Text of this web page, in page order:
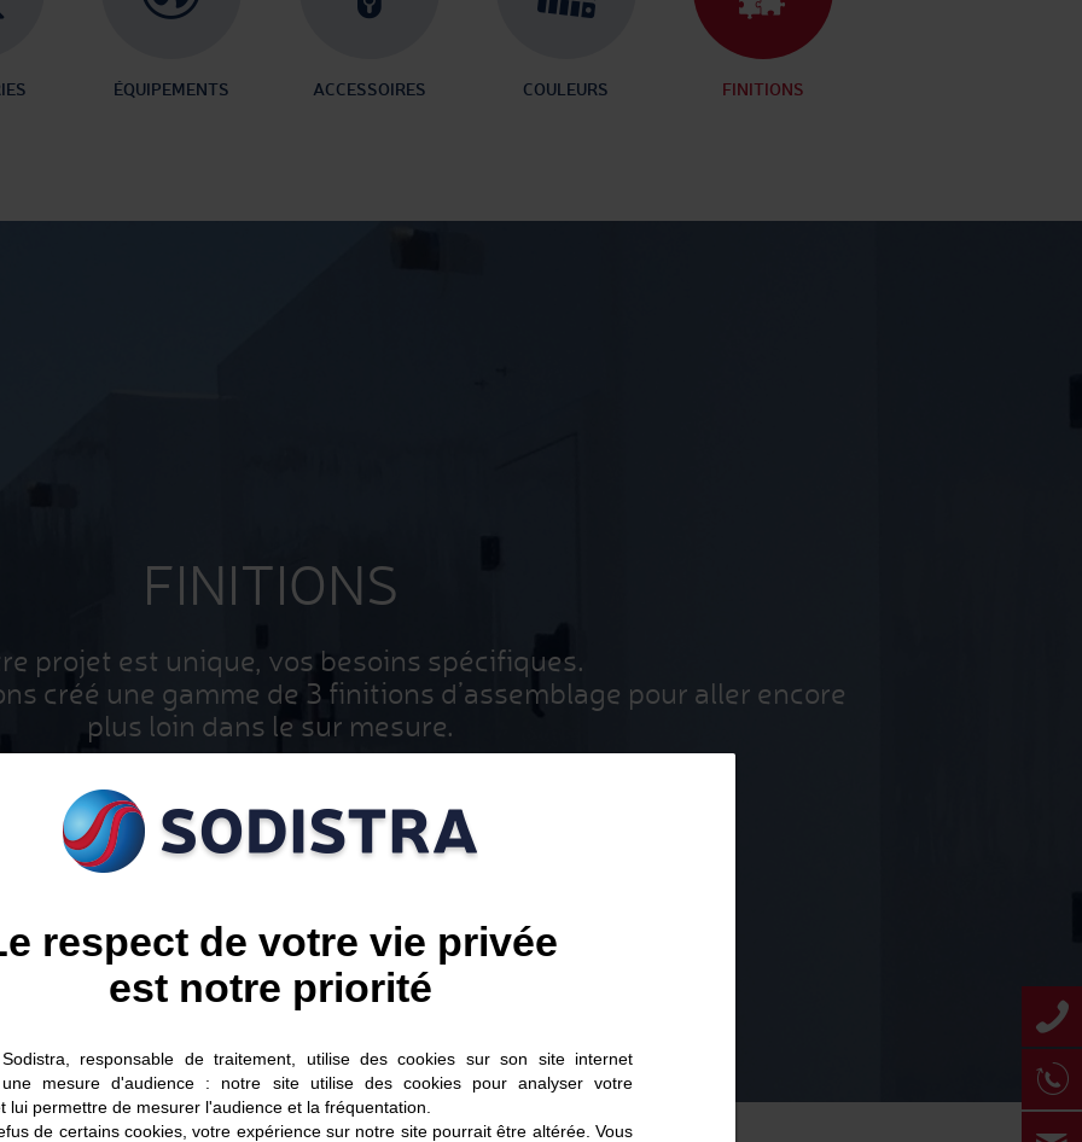
ÉQUIPEMENTS ACCESSOIRES COULEURS FINITIONS
FINITIONS
projet est unique, vos besoins spécifiques.
créé une gamme de 3 finitions d’assemblage pour aller encore
plus loin dans le sur mesure.
respect de votre vie privée
est notre priorité
responsable de traitement, utilise des cookies sur son site internet
une mesure d'audience : notre site utilise des cookies pour analyser votre
lui permettre de mesurer l'audience et la fréquentation.
de certains cookies, votre expérience sur notre site pourrait être altérée. Vous